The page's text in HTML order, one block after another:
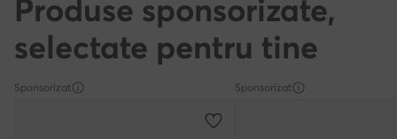
Produse sponsorizate,
selectate pentru tine
Sponsorizat Sponsorizat